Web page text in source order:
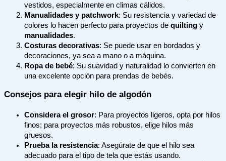
vestidos, especialmente en climas cálidos.
Manualidades y patchwork: Su resistencia y variedad de
colores lo hacen perfecto para proyectos de quilting y
manualidades.
Costuras decorativas: Se puede usar en bordados y
decoraciones, ya sea a mano o a máquina.
Ropa de bebé: Su suavidad y naturalidad lo convierten en
una excelente opción para prendas de bebés.
Consejos para elegir hilo de algodón
Considera el grosor: Para proyectos ligeros, opta por hilos
finos; para proyectos más robustos, elige hilos más
gruesos.
Prueba la resistencia: Asegúrate de que el hilo sea
adecuado para el tipo de tela que estás usando.